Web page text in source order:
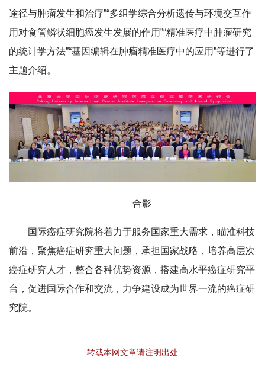
途径与肿瘤发生和治疗”“多组学综合分析遗传与环境交互作
用对食管鳞状细胞癌发生发展的作用”“精准医疗中肿瘤研究
的统计学方法”“基因编辑在肿瘤精准医疗中的应用”等进行了
主题介绍。
合影
国际癌症研究院将着力于服务国家重大需求，瞄准科技
前沿，聚焦癌症研究重大问题，承担国家战略，培养高层次
癌症研究人才，整合各种优势资源，搭建高水平癌症研究平
台，促进国际合作和交流，力争建设成为世界一流的癌症研
究院。
转载本网文章请注明出处